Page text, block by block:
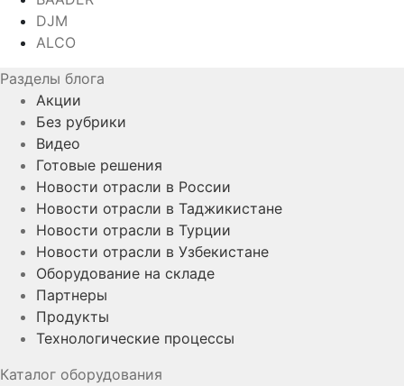
DJM
ALCO
Разделы блога
Акции
Без рубрики
Видео
Готовые решения
Новости отрасли в России
Новости отрасли в Таджикистане
Новости отрасли в Турции
Новости отрасли в Узбекистане
Оборудование на складе
Партнеры
Продукты
Технологические процессы
Каталог оборудования